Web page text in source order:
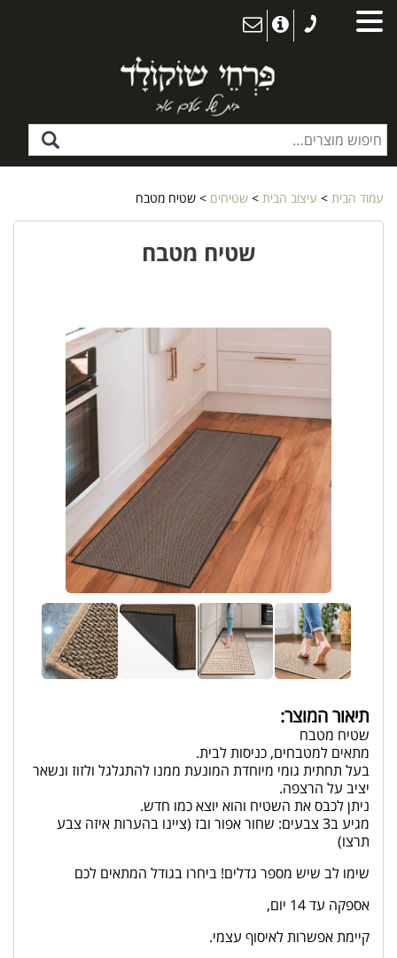
עמוד הבית > עיצוב הבית > שטיחים > שטיח מטבח
שטיח מטבח
תיאור המוצר:
שטיח מטבח
מתאים למטבחים, כניסות לבית.
בעל תחתית גומי מיוחדת המונעת ממנו להתגלגל ולזוז ונשאר
יציב על הרצפה.
ניתן לכבס את השטיח והוא יוצא כמו חדש.
מגיע ב3 צבעים: שחור אפור ובז (ציינו בהערות איזה צבע
תרצו)
שימו לב שיש מספר גדלים! ביחרו בגודל המתאים לכם
אספקה עד 14 יום,
קיימת אפשרות לאיסוף עצמי.